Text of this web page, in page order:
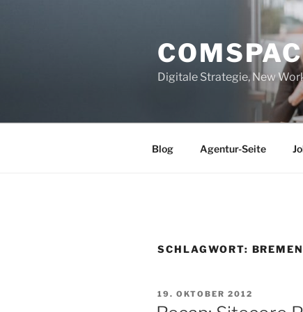
Digitale Strategie, New
Blog Agentur-Seite
SCHLAGWORT: BREMEN
VERÖFFENTLICHT
AM
19. OKTOBER 2012